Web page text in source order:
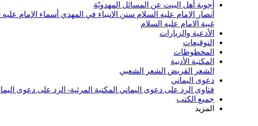
أجوبة أهل البيت عن المسائل المهدويّة
أنصار الإمام عليه السلام سنن الانبياء في المهدي أسماء الإمام
غيبة الامام عليه السلام
الأدعية والزيارات
التوقيعات
المخطوطات
المكتبة الأدبية
الشعر القريض الشعر الشعبي
دعوى اليماني
فتاوى الرد على دعوى اليماني المكتبة المرئية- الرد على دعوى
جميع الكتب
المزيد